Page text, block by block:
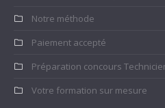
Notre méthode
Paiement accepté
Préparation concours
Votre formation sur mesure